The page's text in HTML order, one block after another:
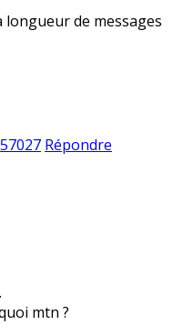
longueur de messages
Répondre
mtn ?